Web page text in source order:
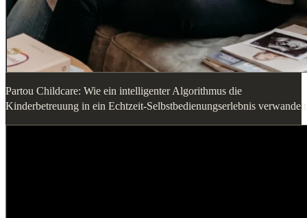
Partou Childcare: Wie ein intelligenter Algorithmus die
Kinderbetreuung in ein Echtzeit-Selbstbedienungserlebnis verwandelt